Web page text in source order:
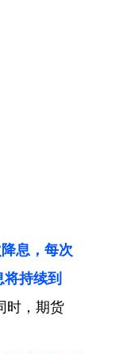
息，每次
持续到
时，期货